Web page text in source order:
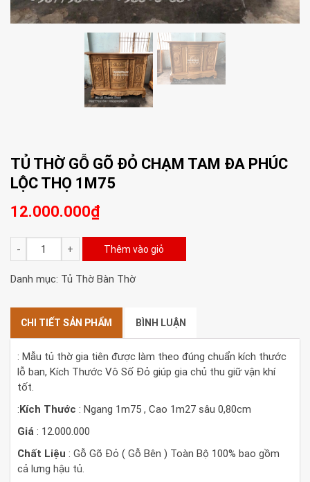
TỦ THỜ GỖ GÕ ĐỎ CHẠM TAM ĐA PHÚC
LỘC THỌ 1M75
12.000.000₫
Thờ
Gỗ
Đỏ
Chạm
Tam
Đa
Phúc
Lộc
1m75
số
Thêm vào giỏ
Danh mục: Tủ Thờ Bàn Thờ
CHI TIẾT SẢN PHẨM BÌNH LUẬN
: Mẫu tủ thờ gia tiên được làm theo đúng chuẩn kích thước
lỗ ban, Kích Thước Vô Số Đỏ giúp gia chủ thu giữ vận khí
tốt.
:Kích Thước : Ngang 1m75 , Cao 1m27 sâu 0,80cm
Giá : 12.000.000
Chất Liệu : Gỗ Gõ Đỏ ( Gỗ Bên ) Toàn Bộ 100% bao gồm
cả lưng hậu tủ.